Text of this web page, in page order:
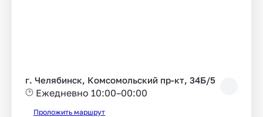
г. Челябинск, Комсомольский пр-кт, 34Б/5
Ежедневно 10:00–00:00
Проложить маршрут